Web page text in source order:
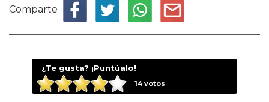
Comparte
¿Te gusta? ¡Puntúalo!
14votos